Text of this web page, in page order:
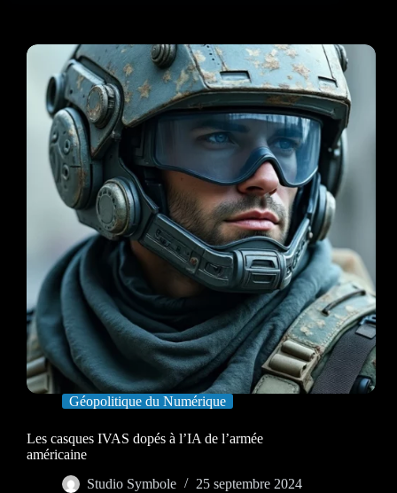
Géopolitique du Numérique
Les casques IVAS dopés à l’IA de l’armée
américaine
Studio Symbole
25 septembre 2024